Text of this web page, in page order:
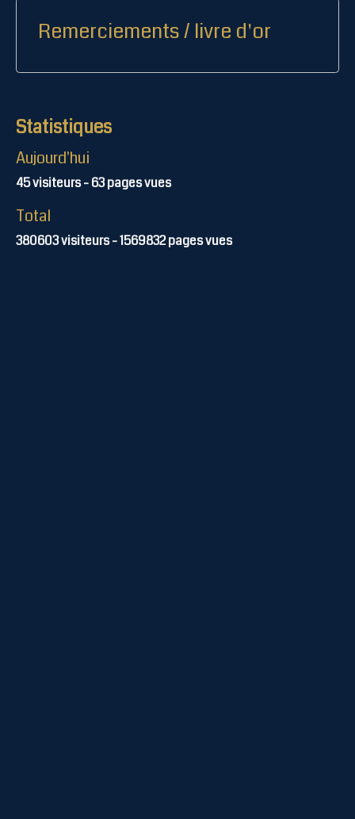
Remerciements / livre d'or
Statistiques
Aujourd'hui
45visiteurs -63pages vues
Total
380603visiteurs -1569832pages vues